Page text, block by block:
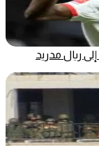
ريال مدريد